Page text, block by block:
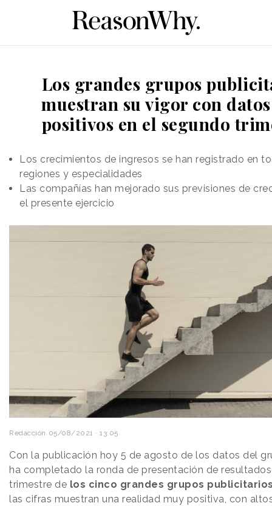
Los grandes grupos
muestran su vigor con
positivos en el segundo
Los crecimientos de ingresos se han registrado en
regiones y especialidades
Las compañías han mejorado sus previsiones de
el presente ejercicio
Redacción 05/08/2021 · 13:05
Con la publicación hoy 5 de agosto de los datos del
ha completado la ronda de presentación de
trimestre de los cinco grandes grupos
las cifras muestran una realidad muy positiva, con